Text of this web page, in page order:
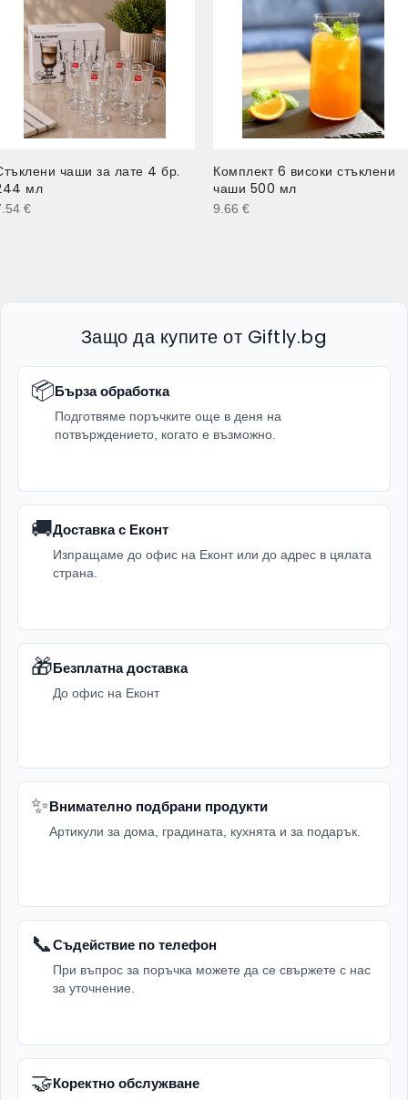
чаши за лате 4 бр.
мл
€
Комплект 6 високи стъклени
чаши 500 мл
9.66 €
Защо да купите от Giftly.bg
📦Бърза обработка
Подготвяме поръчките още в деня на
потвърждението, когато е възможно.
🚚Доставка с Еконт
Изпращаме до офис на Еконт или до адрес в цялата
страна.
🎁Безплатна доставка
До офис на Еконт
✨Внимателно подбрани продукти
Артикули за дома, градината, кухнята и за подарък.
📞Съдействие по телефон
При въпрос за поръчка можете да се свържете с нас
за уточнение.
🤝Коректно обслужване